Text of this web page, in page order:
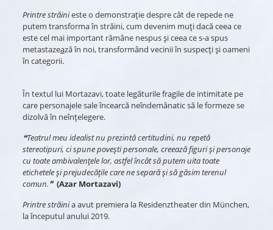
Printre străinieste o demonstrație despre cât de repede ne
putem transforma în străini, cum devenim muți dacă ceea ce
este cel mai important rămâne nespus și ceea ce s-a spus
metastazează în noi, transformând vecinii în suspecți și oameni
în categorii.
În textul lui Mortazavi, toate legăturile fragile de intimitate pe
care personajele sale încearcă neîndemânatic să le formeze se
dizolvă în neînțelegere.
❝Teatrul meu idealist nu prezintă certitudini, nu repetă
stereotipuri, ci spune povești personale, creează figuri și personaje
cu toate ambivalențele lor, astfel încât să putem uita toate
etichetele și prejudecățile care ne separă și să găsim terenul
comun.❞ (Azar Mortazavi)
Printre străinia avut premiera la Residenztheater din München,
la începutul anului 2019.